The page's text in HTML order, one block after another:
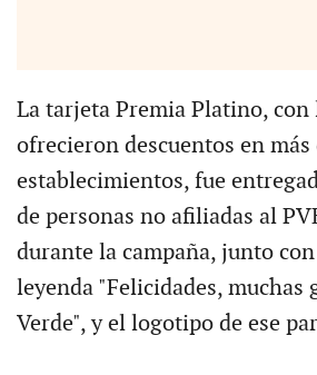
La tarjeta Premia Platino, con
ofrecieron descuentos en
establecimientos, fue
de personas no afiliadas al
durante la campaña, junto
leyenda "Felicidades, muchas
Verde", y el logotipo de ese